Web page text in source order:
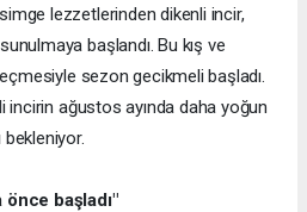
lezzetlerinden dikenli incir,
başlandı. Bu kış ve
sezon gecikmeli başladı.
incirin ağustos ayında daha yoğun
başladı"